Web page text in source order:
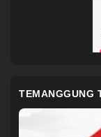
TEMANGGUNG